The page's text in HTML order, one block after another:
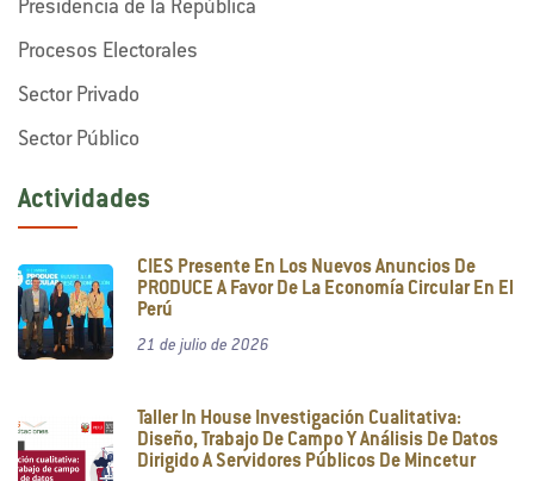
Presidencia de la República
Procesos Electorales
Sector Privado
Sector Público
Actividades
CIES Presente En Los Nuevos Anuncios De
PRODUCE A Favor De La Economía Circular En El
Perú
21 de julio de 2026
Taller In House Investigación Cualitativa:
Diseño, Trabajo De Campo Y Análisis De Datos
Dirigido A Servidores Públicos De Mincetur